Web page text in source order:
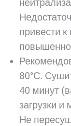
привести
80°С.
40 минут
загрузки
Не